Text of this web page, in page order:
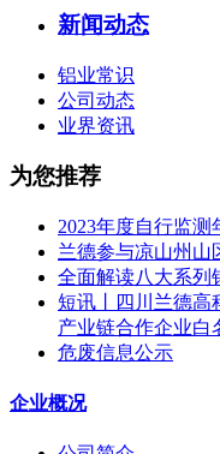
新闻动态
铝业常识
公司动态
业界资讯
为您推荐
2023年度自行监测
兰德参与凉山州山
全面解读八大系列
短讯丨四川兰德高
产业链合作企业白
危废信息公示
企业概况